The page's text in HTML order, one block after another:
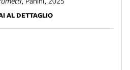
AL DETTAGLIO